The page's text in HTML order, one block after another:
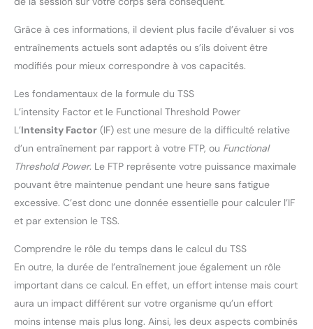
capteur de puissance P715 sont
et SPD-SL d'origine, ainsi
qu'avec les cales d'origine de
marques tierces. Vous pouvez
P715 S qui vous convient
Le capteur prend en charge les
deux protocoles sans fil :
Bluetooth et ANT+. Il peut se
connecter à un appareil
Bluetooth et à un nombre illimité
Plus de Fonctionnalités: Avant de
rouler, ajustez la longueur de
manivelle via l’application
Magene Utility ou un compteur
compatible pour des données
encore plus précises. Étalo
l’application Magene Utility ou
*Fonction disponible
uniquement sur les compteurs
prenant en charge ce réglage
capteur de puissance P715 sont
et SPD-SL d'origine, ainsi
qu'avec les cales d'origine de
marques tierces. Vous pouvez
P715 S qui vous convient
Le capteur prend en charge les
deux protocoles sans fil :
Bluetooth et ANT+. Il peut se
Bluetooth et à un nombre illimité
Plus de Fonctionnalités: Avant de
rouler, ajustez la longueur de
manivelle via l’application
Magene Utility ou un compteur
compatible pour des données
encore plus précises. Étalo
*Fonction disponible
prenant en charge ce réglage
Grâce à ces informations, il devient plus facile d’évaluer si vos
entraînements actuels sont adaptés ou s’ils doivent être
modifiés pour mieux correspondre à vos capacités.
Les fondamentaux de la formule du TSS
L’intensity Factor et le Functional Threshold Power
L’Intensity Factor (IF) est une mesure de la difficulté relative
d’un entraînement par rapport à votre FTP, ou Functional
Threshold Power. Le FTP représente votre puissance maximale
pouvant être maintenue pendant une heure sans fatigue
excessive. C’est donc une donnée essentielle pour calculer l’IF
et par extension le TSS.
Comprendre le rôle du temps dans le calcul du TSS
En outre, la durée de l’entraînement joue également un rôle
important dans ce calcul. En effet, un effort intense mais court
aura un impact différent sur votre organisme qu’un effort
moins intense mais plus long. Ainsi, les deux aspects combinés